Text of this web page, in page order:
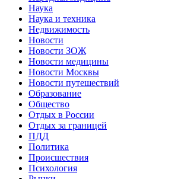
Наука
Наука и техника
Недвижимость
Новости
Новости ЗОЖ
Новости медицины
Новости Москвы
Новости путешествий
Образование
Общество
Отдых в России
Отдых за границей
ПДД
Политика
Происшествия
Психология